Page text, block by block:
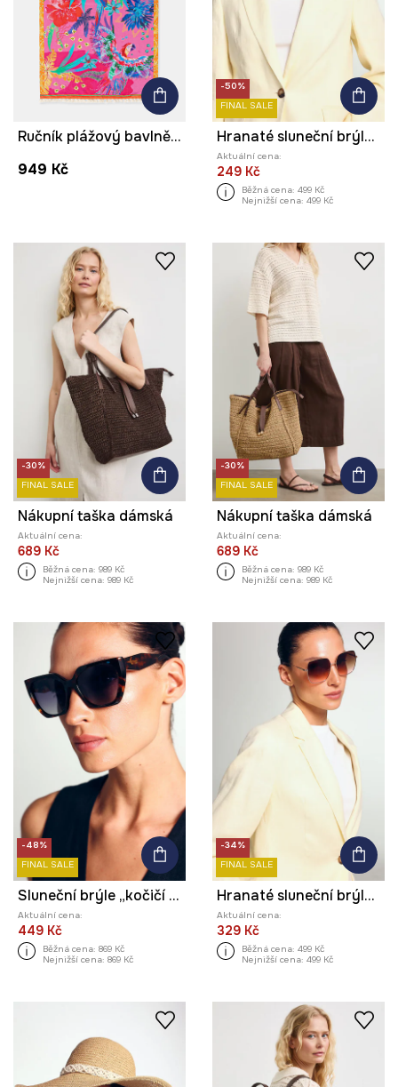
Ručník plážový bavlněný
949 Kč
-50%
FINAL SALE
Hranaté sluneční brýle dámské polarizační
Aktuální cena:
249 Kč
Běžná cena: 499 Kč
Nejnižší cena: 499 Kč
-30%
FINAL SALE
Nákupní taška dámská
Aktuální cena:
689 Kč
Běžná cena: 989 Kč
Nejnižší cena: 989 Kč
-30%
FINAL SALE
Nákupní taška dámská
Aktuální cena:
689 Kč
Běžná cena: 989 Kč
Nejnižší cena: 989 Kč
-48%
FINAL SALE
Sluneční brýle „kočičí oči“ dámské
Aktuální cena:
449 Kč
Běžná cena: 869 Kč
Nejnižší cena: 869 Kč
-34%
FINAL SALE
Hranaté sluneční brýle dámské
Aktuální cena:
329 Kč
Běžná cena: 499 Kč
Nejnižší cena: 499 Kč